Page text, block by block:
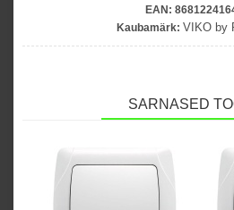
EAN:
Kaubamärk: VIKO by
SARNASED